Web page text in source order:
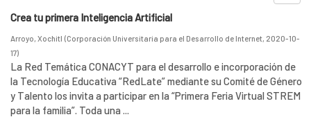
Crea tu primera Inteligencia Artificial
Arroyo, Xochitl (Corporación Universitaria para el Desarrollo de Internet, 2020-10-
17)
La Red Temática CONACYT para el desarrollo e incorporación de
la Tecnología Educativa “RedLate” mediante su Comité de Género
y Talento los invita a participar en la “Primera Feria Virtual STREM
para la familia”. Toda una ...